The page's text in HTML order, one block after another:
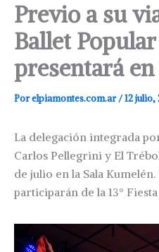
Previo a su
Ballet
presentará
Porelpiamontes.com.ar/12 julio,
La delegación integrada
Carlos Pellegrini y El
de julio en la Sala
participarán de la 13°